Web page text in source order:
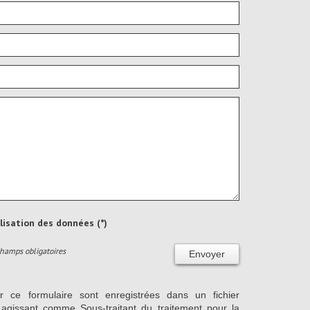
des données (*)
Envoyer
obligatoires
ce formulaire sont enregistrées dans un fichier